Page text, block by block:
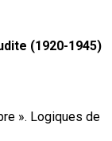
(1920-1945)
». Logiques de